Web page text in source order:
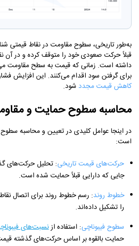
به‌طور تاریخی، سطوح مقاومت در نقاط قیمتی
قبلاً حرکت صعودی خود را متوقف کرده و در آن
داشته است. زمانی که قیمت به سطح مقاومت
برای گرفتن سود اقدام می‌کنند. این افزایش
کاهش قیمت مجدد شود.
محاسبه سطوح حمایت و
در اینجا عوامل کلیدی در تعیین و محاسبه
است:
حرکت‌های قیمت تاریخی: تحلیل حرکت‌های
جایی که دارایی قبلاً حمایت شده است.
خطوط روند: رسم خطوط روند برای اتصال
را تشکیل داده‌اند.
سطوح فیبوناچی: استفاده ازنسبت‌های
حمایت بالقوه بر اساس حرکت‌های گذشته